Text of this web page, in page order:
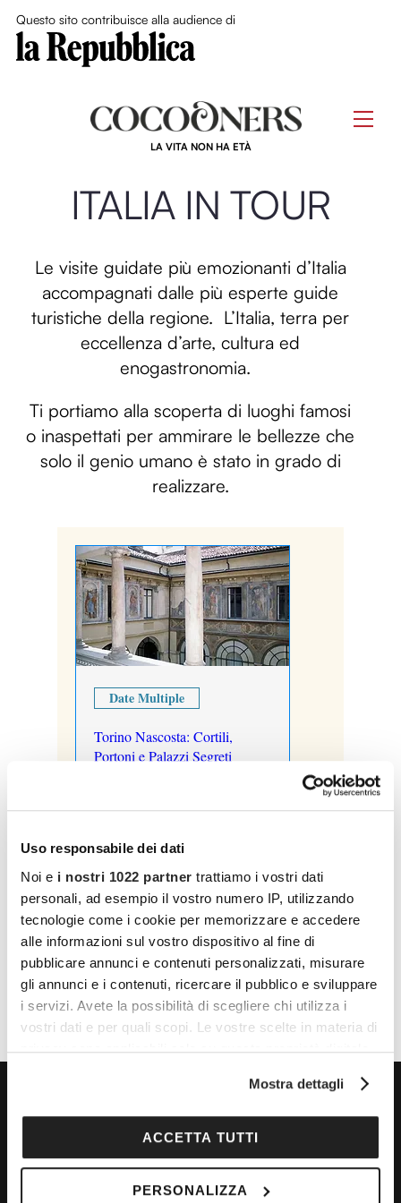
Uso responsabile dei dati
Noi e i nostri 1022 partner trattiamo i vostri dati
personali, ad esempio il vostro numero IP, utilizzando
tecnologie come i cookie per memorizzare e accedere
alle informazioni sul vostro dispositivo al fine di
pubblicare annunci e contenuti personalizzati, misurare
gli annunci e i contenuti, ricercare il pubblico e sviluppare
i servizi. Avete la possibilità di scegliere chi utilizza i
vostri dati e per quali scopi. Le vostre scelte in materia di
privacy sono applicabili solo su questa proprietà digitale
modificare o revocare il proprio consenso in qualsiasi
momento dalla Dichiarazione sui cookie o facendo clic
sull'icona di attivazione della privacy.
Mostra dettagli
ACCETTA TUTTI
PERSONALIZZA
Questo sito contribuisce alla audience di
LA VITA NON HA ETÀ
ITALIA IN TOUR
Le visite guidate più emozionanti d’Italia
accompagnati dalle più esperte guide
turistiche della regione. L’Italia, terra per
eccellenza d’arte, cultura ed
enogastronomia.
Ti portiamo alla scoperta di luoghi famosi
o inaspettati per ammirare le bellezze che
solo il genio umano è stato in grado di
realizzare.
LA VITA NON HA ETÀ
Community
Corsi